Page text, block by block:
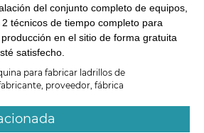
del conjunto completo de equipos,
técnicos de tiempo completo para
en el sitio de forma gratuita
satisfecho.
para fabricar ladrillos de
proveedor, fábrica